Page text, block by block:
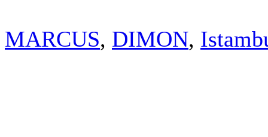
MARCUS, DIMON,